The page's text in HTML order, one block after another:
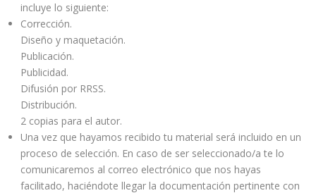
incluye lo siguiente:
Corrección.
Diseño y maquetación.
Publicación.
Publicidad.
Difusión por RRSS.
Distribución.
2 copias para el autor.
Una vez que hayamos recibido tu material será incluido en un
proceso de selección. En caso de ser seleccionado/a te lo
comunicaremos al correo electrónico que nos hayas
facilitado, haciéndote llegar la documentación pertinente con